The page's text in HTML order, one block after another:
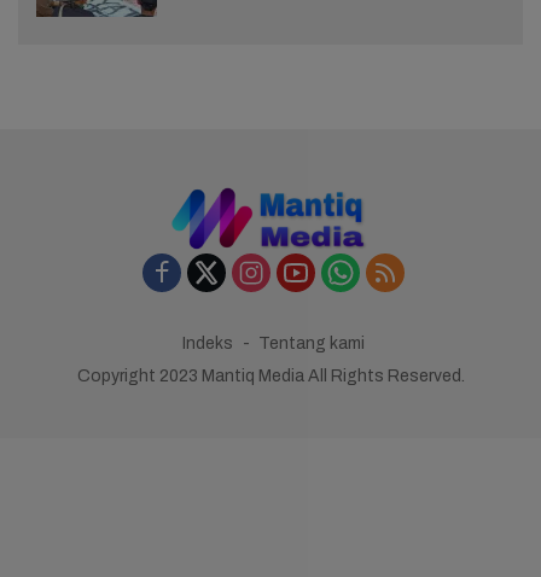
Indeks
Tentang kami
Copyright 2023 Mantiq Media All Rights Reserved.